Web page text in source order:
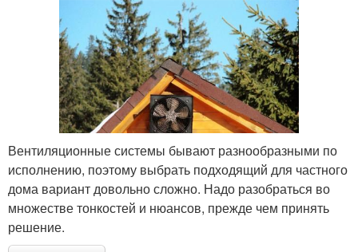
Вентиляционные системы бывают разнообразными по
исполнению, поэтому выбрать подходящий для частного
дома вариант довольно сложно. Надо разобраться во
множестве тонкостей и нюансов, прежде чем принять
решение.